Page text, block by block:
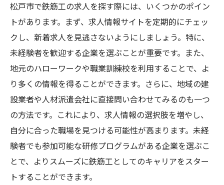
松戸市で鉄筋工の求人を探す際には、いくつかのポイン
トがあります。まず、求人情報サイトを定期的にチェッ
クし、新着求人を見逃さないようにしましょう。特に、
未経験者を歓迎する企業を選ぶことが重要です。また、
地元のハローワークや職業訓練校を利用することで、よ
り多くの情報を得ることができます。さらに、地域の建
設業者や人材派遣会社に直接問い合わせてみるのも一つ
の方法です。これにより、求人情報の選択肢を増やし、
自分に合った職場を見つける可能性が高まります。未経
験者でも参加可能な研修プログラムがある企業を選ぶこ
とで、よりスムーズに鉄筋工としてのキャリアをスター
トすることができます。